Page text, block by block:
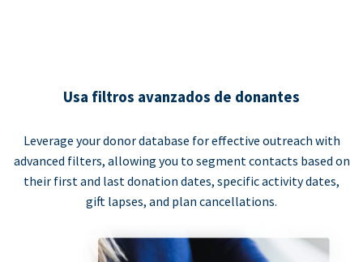
Usa filtros avanzados de donantes
Leverage your donor database for effective outreach with
advanced filters, allowing you to segment contacts based on
their first and last donation dates, specific activity dates,
gift lapses, and plan cancellations.